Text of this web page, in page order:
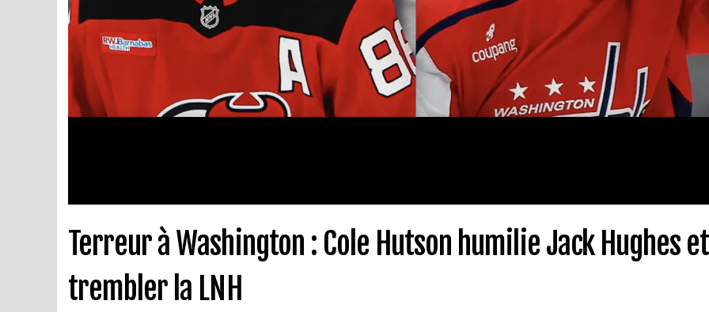
Terreur à Washington : Cole Hutson humilie Jack Hughes
trembler la LNH